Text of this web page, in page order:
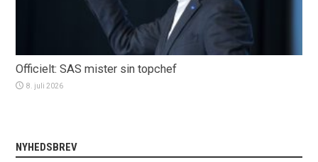
Officielt: SAS mister sin topchef
8. juli 2026
NYHEDSBREV